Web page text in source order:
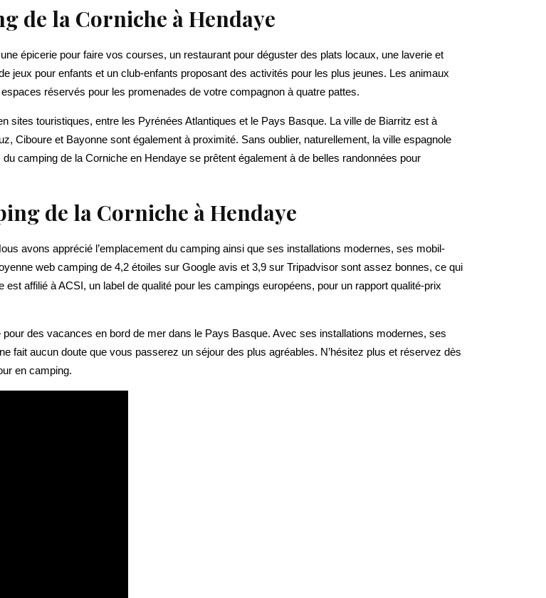
de la Corniche à Hendaye
épicerie pour faire vos courses, un restaurant pour déguster des plats locaux, une laverie et
jeux pour enfants et un club-enfants proposant des activités pour les plus jeunes. Les animaux
réservés pour les promenades de votre compagnon à quatre pattes.
sites touristiques, entre les Pyrénées Atlantiques et le Pays Basque. La ville de Biarritz est à
Ciboure et Bayonne sont également à proximité. Sans oublier, naturellement, la ville espagnole
camping de la Corniche en Hendaye se prêtent également à de belles randonnées pour
de la Corniche à Hendaye
avons apprécié l’emplacement du camping ainsi que ses installations modernes, ses mobil-
web camping de 4,2 étoiles sur Google avis et 3,9 sur Tripadvisor sont assez bonnes, ce qui
affilié à ACSI, un label de qualité pour les campings européens, pour un rapport qualité-prix
des vacances en bord de mer dans le Pays Basque. Avec ses installations modernes, ses
fait aucun doute que vous passerez un séjour des plus agréables. N’hésitez plus et réservez dès
en camping.